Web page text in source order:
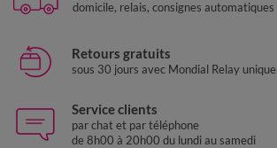
domicile, relais, consignes automatiques
Retours gratuits
sous 30 jours avec Mondial Relay
Service clients
par chat et par téléphone
de 8h00 à 20h00 du lundi au samedi